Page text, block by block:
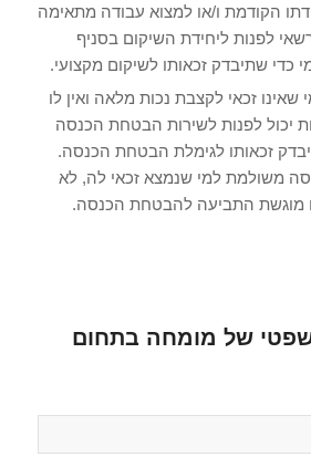
הקודמת ו/או למצוא עבודה מתאימה
לפנות ליחידת השיקום בסניף
כדי שתיבדק זכאותו לשיקום מקצועי.
שאינו זכאי לקצבת נכות מלאה ואין לו
יכול לפנות לשירות הבטחת הכנסה
זכאותו לגימלת הבטחת הכנסה.
משולמת למי שנמצא זכאי לה, לא
של מומחה בתחום